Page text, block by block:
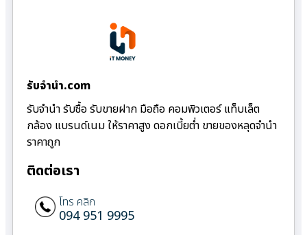
รับจํานํา.com
รับจำนำ รับซื้อ รับขายฝาก มือถือ คอมพิวเตอร์ แท็บเล็ต
กล้อง แบรนด์เนม ให้ราคาสูง ดอกเบี้ยต่ำ ขายของหลุดจำนำ
ราคาถูก
ติดต่อเรา
โทร คลิก
094 951 9995